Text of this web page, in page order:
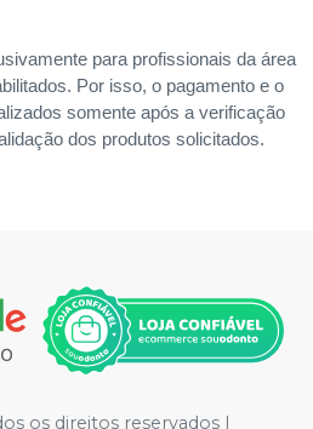
para profissionais da área
Por isso, o pagamento e o
somente após a verificação
dos produtos solicitados.
os direitos reservados |